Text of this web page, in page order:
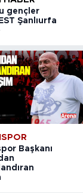
gençler
Şanlıurfa
Başkanı